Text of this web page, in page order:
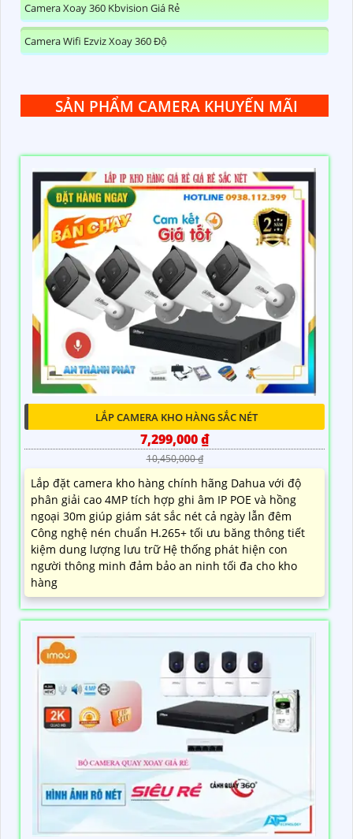
Camera Xoay 360 Kbvision Giá Rẻ
Camera Wifi Ezviz Xoay 360 Độ
SẢN PHẨM CAMERA KHUYẾN MÃI
LẮP CAMERA KHO HÀNG SẮC NÉT
7,299,000 ₫
10,450,000 ₫
Lắp đặt camera kho hàng chính hãng Dahua với độ
phân giải cao 4MP tích hợp ghi âm IP POE và hồng
ngoại 30m giúp giám sát sắc nét cả ngày lẫn đêm
Công nghệ nén chuẩn H.265+ tối ưu băng thông tiết
kiệm dung lượng lưu trữ Hệ thống phát hiện con
người thông minh đảm bảo an ninh tối đa cho kho
hàng